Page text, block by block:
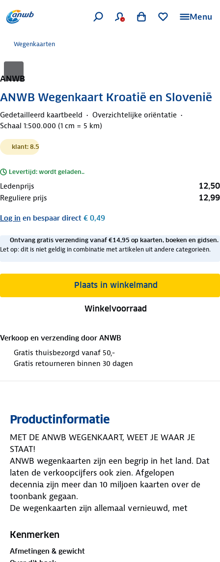
Menu
Wegenkaarten
ANWB
ANWB Wegenkaart Kroatië en Slovenië
Gedetailleerd kaartbeeld
Overzichtelijke oriëntatie
Schaal 1:500.000 (1 cm = 5 km)
klant: 8.5
Levertijd: wordt geladen..
Ledenprijs 12,50
Reguliere prijs 12,99
Log in en bespaar direct € 0,49
Ontvang gratis verzending vanaf €14,95 op kaarten, boeken en gidsen.
Let op: dit is niet geldig in combinatie met artikelen uit andere categorieën.
Plaats in winkelmand
Winkelvoorraad
Verkoop en verzending door ANWB
Gratis thuisbezorgd vanaf 50,-
Gratis retourneren binnen 30 dagen
Productinformatie
MET DE ANWB WEGENKAART, WEET JE WAAR JE
STAAT!
ANWB wegenkaarten zijn een begrip in het land. Dat
laten de verkoopcijfers ook zien. Afgelopen
decennia zijn meer dan 10 miljoen kaarten over de
toonbank gegaan.
De wegenkaarten zijn allemaal vernieuwd, met
minder makkelijk scheurt, zodat ze veelvuldig in- en
duidelijker overzicht van het wegennet en zijn nu
Kenmerken
Afmetingen & gewicht